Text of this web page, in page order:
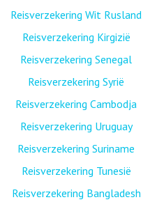
Reisverzekering Wit Rusland
Reisverzekering Kirgizië
Reisverzekering Senegal
Reisverzekering Syrië
Reisverzekering Cambodja
Reisverzekering Uruguay
Reisverzekering Suriname
Reisverzekering Tunesië
Reisverzekering Bangladesh